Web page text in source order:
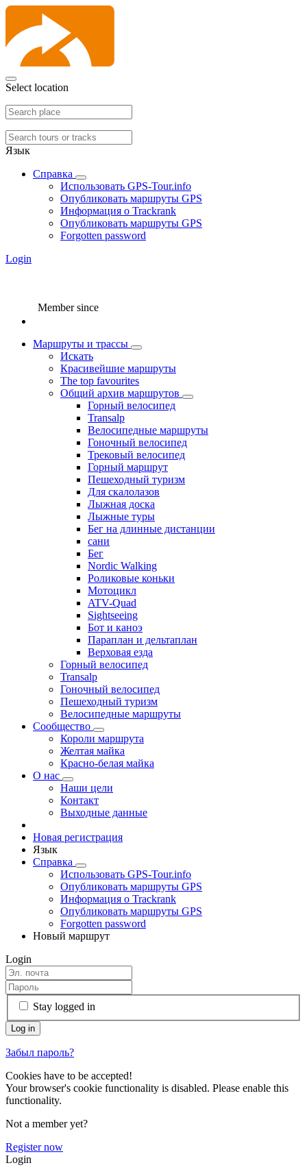
Select location
Язык
Справка
Использовать GPS-Tour.info
Опубликовать маршруты GPS
Информация о Trackrank
Опубликовать маршруты GPS
Forgotten password
Login
Member since
Маршруты и трассы
Искать
Красивейшие маршруты
The top favourites
Общий архив маршрутов
Горный велосипед
Transalp
Велосипедные маршруты
Гоночный велосипед
Трековый велосипед
Горный маршрут
Пешеходный туризм
Для скалолазов
Лыжная доска
Лыжные туры
Бег на длинные дистанции
сани
Бег
Nordic Walking
Роликовые коньки
Мотоцикл
ATV-Quad
Sightseeing
Бот и каноэ
Параплан и дельтаплан
Верховая езда
Горный велосипед
Transalp
Гоночный велосипед
Пешеходный туризм
Велосипедные маршруты
Сообщество
Короли маршрута
Желтая майка
Красно-белая майка
О нас
Наши цели
Контакт
Выходные данные
Новая регистрация
Язык
Справка
Использовать GPS-Tour.info
Опубликовать маршруты GPS
Информация о Trackrank
Опубликовать маршруты GPS
Forgotten password
Новый маршрут
Login
Stay logged in
Забыл пароль?
Cookies have to be accepted!
Your browser's cookie functionality is disabled. Please enable this
functionality.
Not a member yet?
Register now
Login